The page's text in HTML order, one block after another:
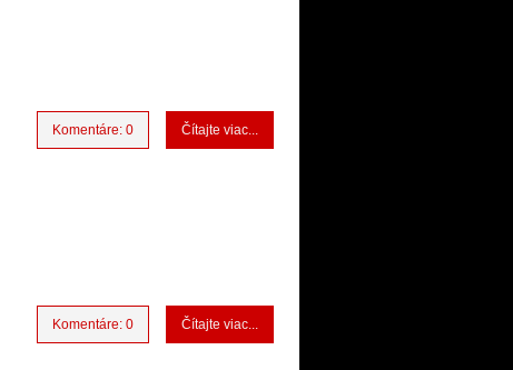
Čítajte viac...
Komentáre: 0
Čítajte viac...
Komentáre: 0